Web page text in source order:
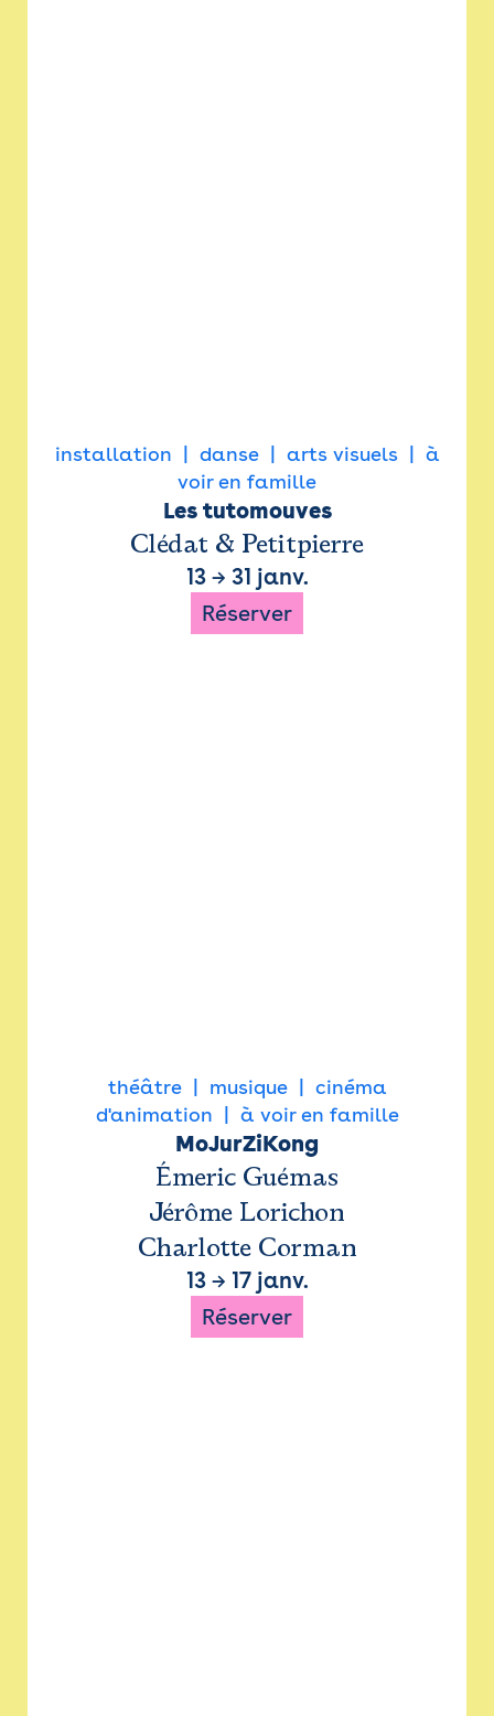
installation danse arts visuels
à
voir en famille
Les tutomouves
Clédat & Petitpierre
13→ 31 janv.
Réserver
théâtre musique
cinéma
d'animation
à voir en famille
MoJurZiKong
Émeric Guémas
Jérôme Lorichon
Charlotte Corman
13→ 17 janv.
Réserver